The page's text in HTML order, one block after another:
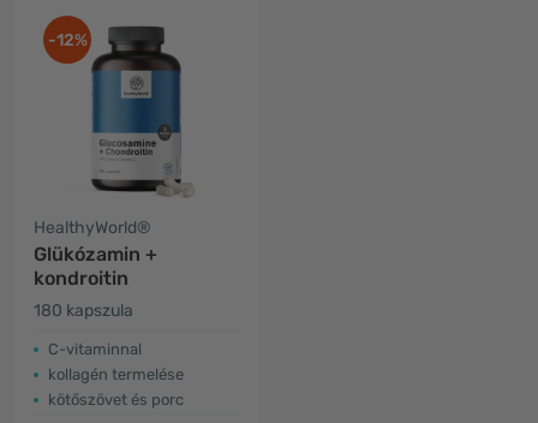
-12%
HealthyWorld®
Glükózamin +
kondroitin
180 kapszula
C-vitaminnal
kollagén termelése
kötőszövet és porc